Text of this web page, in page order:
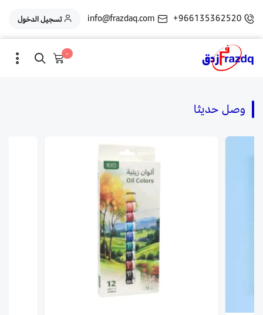
+966135362520
info@frazdaq.com تسجيل الدخول
٠
وصل حديثا